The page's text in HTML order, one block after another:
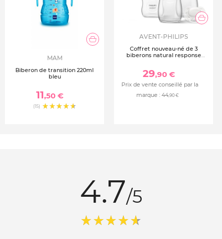
MAM
Biberon de transition 220ml
bleu
11,50 €
(15)
AVENT-PHILIPS
Coffret nouveau-né de 3
biberons natural response
29,90 €
Prix de vente conseillé par la
marque : 44,90 €
4.7/5